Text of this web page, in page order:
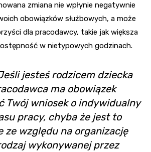
zmiana nie wpłynie negatywnie
obowiązków służbowych, a może
dla pracodawcy, takie jak większa
w nietypowych godzinach.
jesteś rodzicem dziecka
ma obowiązek
Twój wniosek o indywidualny
pracy, chyba że jest to
ze względu na organizację
wykonywanej przez